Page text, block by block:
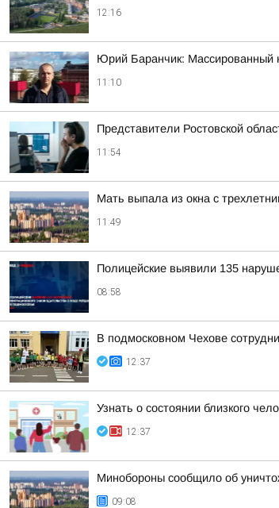
12:16
Юрий Баранчик: Массированный
11:10
Представители Ростовской
11:54
Мать выпала из окна с
11:49
Полицейские выявили 135
08:58
В подмосковном Чехове
12:37
Узнать о состоянии близкого
12:37
Минобороны сообщило об
09:08